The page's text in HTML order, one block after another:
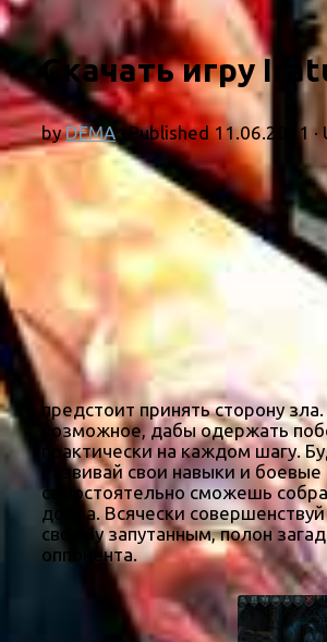
Скачать игру
byDEMA · Published11.06.2021
предстоит принять сторону
возможное, дабы одержать
практически на каждом шагу.
Развивай свои навыки и
самостоятельно сможешь
добра. Всячески
своему запутанным, полон
оппонента.